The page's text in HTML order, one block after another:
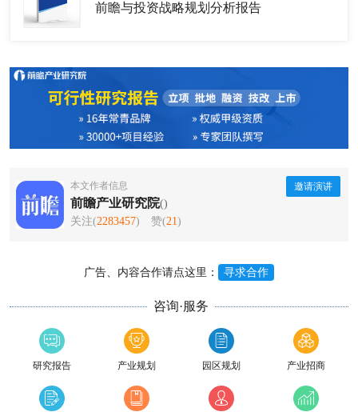
前瞻与投资战略规划分析报告
本文作者信息
前瞻产业研究院()
关注(2283457) 赞(21)
邀请演讲
广告、内容合作请点这里： 寻求合作
咨询·服务
研究报告 产业规划 园区规划 产业招商